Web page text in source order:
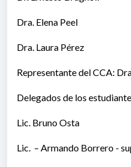
Dra. Elena Peel
Dra. Laura Pérez
Representante del CCA:
Delegados de los
Lic. Bruno Osta
Lic. – Armando Borrero -